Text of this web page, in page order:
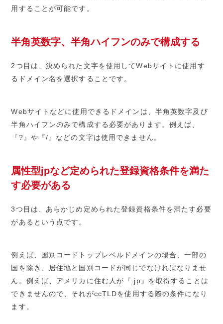
用することが可能です。
半角英数字、半角ハイフンのみで構成する
2つ目は、決められた文字を使用してWebサイトに使用す
るドメイン名を選択することです。
Webサイトなどに使用できるドメインは、半角英数字及び
半角ハイフンのみで構成する必要があります。例えば、
『?』や『/』などの文字は使用できません。
属性型jpなど定められた登録資格条件を満た
す必要がある
3つ目は、あらかじめ定められた登録資格条件を満たす必要
があるという点です。
例えば、国別コードトップレベルドメインの場合、一部の
国を除き、居住地と国別コードが同じでなければなりませ
ん。例えば、アメリカに住む人が『.jp』を取得することは
できませんので、それがccTLDを使用する際の条件になり
ます。